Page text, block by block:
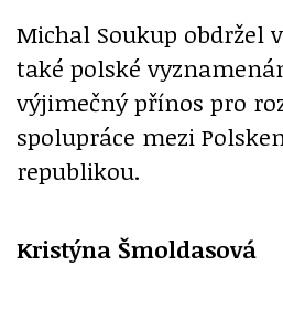
Michal Soukup obdržel
také polské
výjimečný přínos pro
spolupráce mezi
republikou.
Kristýna Šmoldasová